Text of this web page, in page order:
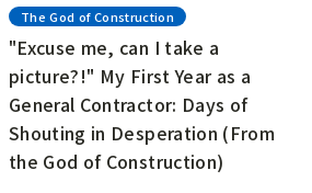
The God of Construction
"Excuse me, can I take a
picture?!" My First Year as a
General Contractor: Days of
Shouting in Desperation (From
the God of Construction)